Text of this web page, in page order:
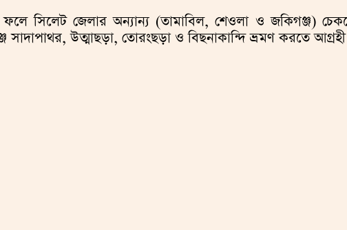
ফলে সিলেট জেলার অন্যান্য (তামাবিল, শেওলা ও জকিগঞ্জ)
উত্মাছড়া, তোরংছড়া ও বিছনাকান্দি ভ্রমণ করতে আগ্রহী